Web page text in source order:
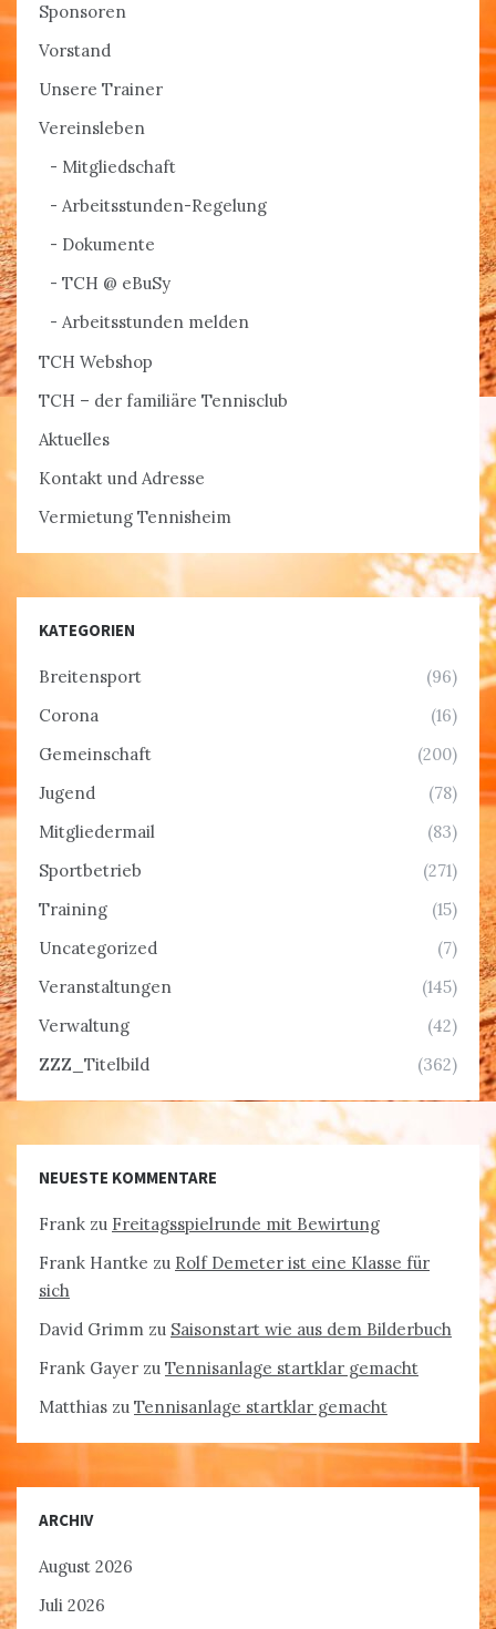
Sponsoren
Vorstand
Unsere Trainer
Vereinsleben
Mitgliedschaft
Arbeitsstunden-Regelung
Dokumente
TCH @ eBuSy
Arbeitsstunden melden
TCH Webshop
TCH – der familiäre Tennisclub
Aktuelles
Kontakt und Adresse
Vermietung Tennisheim
KATEGORIEN
Breitensport
(96)
Corona
(16)
Gemeinschaft
(200)
Jugend
(78)
Mitgliedermail
(83)
Sportbetrieb
(271)
Training
(15)
Uncategorized
(7)
Veranstaltungen
(145)
Verwaltung
(42)
ZZZ_Titelbild
(362)
NEUESTE KOMMENTARE
Frank zu Freitagsspielrunde mit Bewirtung
Frank Hantke zu Rolf Demeter ist eine Klasse für
sich
David Grimm zu Saisonstart wie aus dem Bilderbuch
Frank Gayer zu Tennisanlage startklar gemacht
Matthias zu Tennisanlage startklar gemacht
ARCHIV
August 2026
Juli 2026